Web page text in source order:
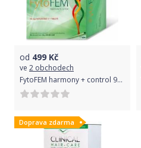
od 499 Kč
ve 2 obchodech
FytoFEM harmony + control 90 tablet
Doprava zdarma